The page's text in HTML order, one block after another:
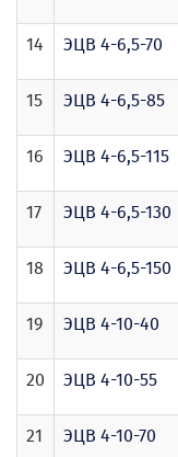
14 ЭЦВ 4-6,5-70
15 ЭЦВ 4-6,5-85
16 ЭЦВ 4-6,5-115
17 ЭЦВ 4-6,5-130
18 ЭЦВ 4-6,5-150
19 ЭЦВ 4-10-40
20 ЭЦВ 4-10-55
21 ЭЦВ 4-10-70